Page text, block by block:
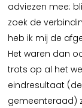
adviezen mee:
zoek de
heb ik mij de
Het waren dan
trots op al het
eindresultaat
gemeenteraad)